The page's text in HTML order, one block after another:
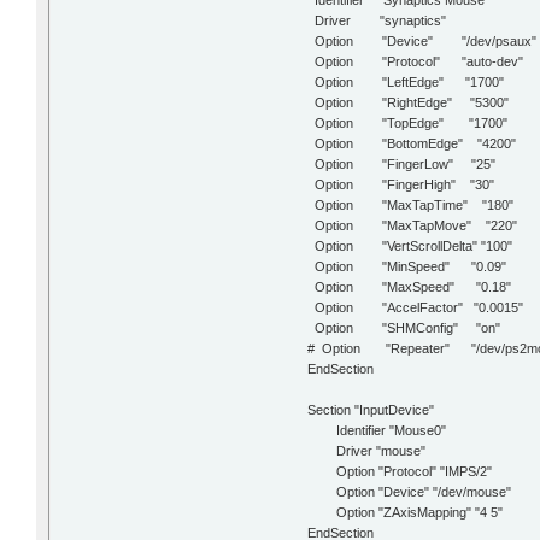
Driver "synaptics"
Option "Device" "/dev/psaux"
Option "Protocol" "auto-dev"
Option "LeftEdge" "1700"
Option "RightEdge" "5300"
Option "TopEdge" "1700"
Option "BottomEdge" "4200"
Option "FingerLow" "25"
Option "FingerHigh" "30"
Option "MaxTapTime" "180"
Option "MaxTapMove" "220"
Option "VertScrollDelta" "100"
Option "MinSpeed" "0.09"
Option "MaxSpeed" "0.18"
Option "AccelFactor" "0.0015"
Option "SHMConfig" "on"
# Option "Repeater" "/dev/
EndSection
Section "InputDevice"
Identifier "Mouse0"
Driver "mouse"
Option "Protocol" "IMPS/2"
Option "Device" "/dev/mouse"
Option "ZAxisMapping" "4 5"
EndSection